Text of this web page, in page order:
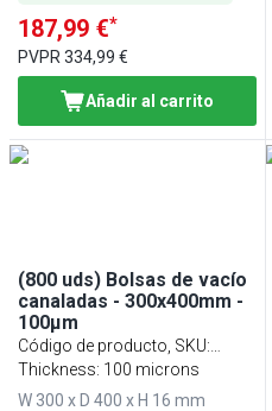
187,99 €*
PVPR334,99 €
Añadir al carrito
(800 uds) Bolsas de vacío
canaladas - 300x400mm -
100µm
Código de producto, SKU:
VBSO3040-100
Thickness: 100 microns
W 300 x D 400 x H 16 mm